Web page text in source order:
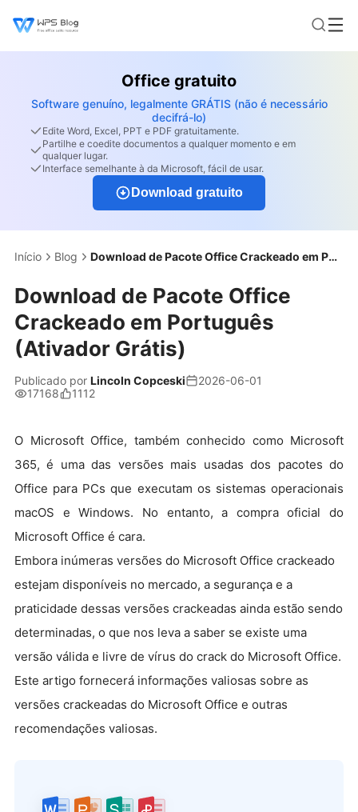
Office gratuito
Software genuíno, legalmente GRÁTIS (não é necessário
decifrá-lo)
Edite Word, Excel, PPT e PDF gratuitamente.
Partilhe e coedite documentos a qualquer momento e em
qualquer lugar.
Interface semelhante à da Microsoft, fácil de usar.
Download gratuito
Início Blog Download de Pacote Office Crackeado em Português (Ativador Grátis)
Download de Pacote Office
Crackeado em Português
(Ativador Grátis)
Publicado por Lincoln Copceski
2026-06-01
17168
1112
O Microsoft Office, também conhecido como Microsoft
365, é uma das versões mais usadas dos pacotes do
Office para PCs que executam os sistemas operacionais
macOS e Windows. No entanto, a compra oficial do
Microsoft Office é cara.
Embora inúmeras versões do Microsoft Office crackeado
estejam disponíveis no mercado, a segurança e a
praticidade dessas versões crackeadas ainda estão sendo
determinadas, o que nos leva a saber se existe uma
versão válida e livre de vírus do crack do Microsoft Office.
Este artigo fornecerá informações valiosas sobre as
versões crackeadas do Microsoft Office e outras
recomendações valiosas.